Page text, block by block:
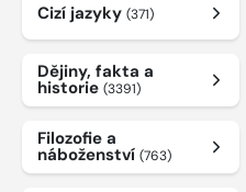
Cizí jazyky (371)
Dějiny, fakta a
historie (3391)
Filozofie a
náboženství (763)